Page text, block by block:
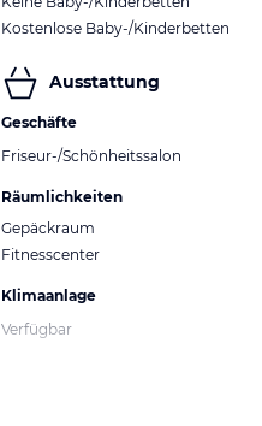
Kostenlose Baby-/Kinderbetten
Ausstattung
Geschäfte
Friseur-/Schönheitssalon
Räumlichkeiten
Gepäckraum
Fitnesscenter
Klimaanlage
Verfügbar